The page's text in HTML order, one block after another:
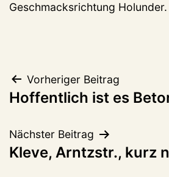
Geschmacksrichtung Holunder.
Vorheriger Beitrag
Hoffentlich ist es
Nächster Beitrag
Kleve, Arntzstr., kurz